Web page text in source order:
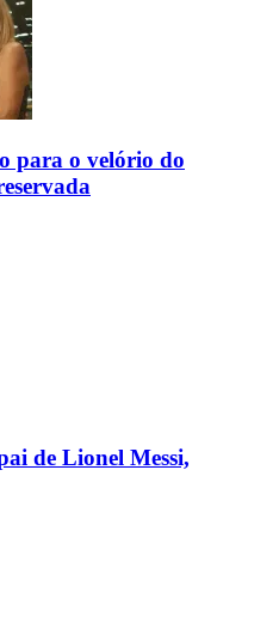
para o velório do
de Lionel Messi,